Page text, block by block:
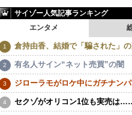
サイゾー人気記事ランキング
エンタメ
倉持由香、結婚で「騙された」
有名人サイン“ネット売買”の闇
ジローラモがロケ中にガチナンパ
セクゾがオリコン1位も実売は